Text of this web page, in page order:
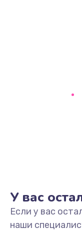
У вас
Если у вас
наши